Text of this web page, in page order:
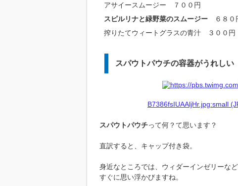
アサイースムージー ７００円
スピルリナと緑野菜のスムージー ６８０
搾りたてウィートグラスの青汁 ３００円
スパウトパウチの容器がうれしい
B7386fsIUAAljHr.jpg:small
スパウトパウチって何？て思います？
直訳すると、キャップ付き袋。
身近なところでは、ウィダーインゼリーな
すぐに思い浮かびますね。